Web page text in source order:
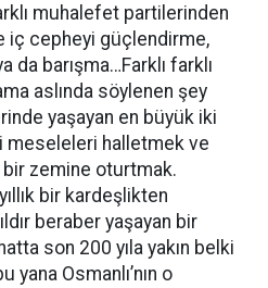
muhalefet partilerinden
iç cepheyi güçlendirme,
barışma…Farklı farklı
aslında söylenen şey
yaşayan en büyük iki
meseleleri halletmek ve
bir zemine oturtmak.
bir kardeşlikten
beraber yaşayan bir
son 200 yıla yakın belki
yana Osmanlı’nın o